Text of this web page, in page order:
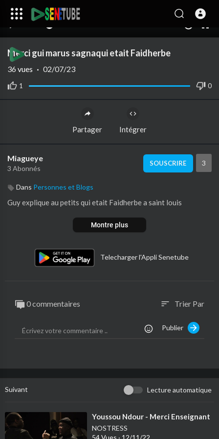
Merci gui marus sagnaqui etait Faidherbe
1 0
36 vues · 02/07/23
Partager Intégrer
Miagueye
3 Abonnés
SOUSCRIRE 3
Dans Personnes et Blogs
Guy explique au petits qui etait Faidherbe a saint louis
Montre plus
Telecharger l'Appli Senetube
0 commentaires sort Trier Par
Publier
Suivant Lecture automatique
⁣Youssou Ndour - Merci Enseignant
NOSTRESS